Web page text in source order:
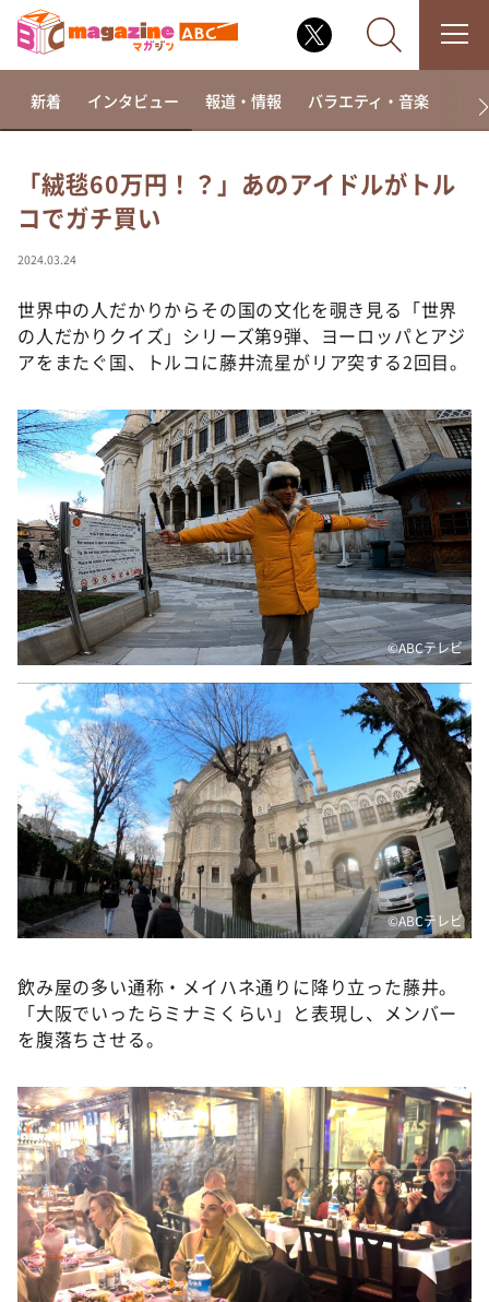
なるみ・岡村の過ぎるTV
相席食堂
～人生密着トークバラエティ！～ やすとものいたっ
て真剣です
探偵！ナイトスクープ
news おかえり
河合＆A.B.C-Z塚田×福井アナ「なんでやねん！？」
（news おかえり）
DAIGOも台所 ～きょうの献立 何にする？～
本日はダイアンなり！シーズン２
朝だ！生です旅サラダ
教えて！ニュースライブ 正義のミカタ
ＬＩＦＥ～夢のカタチ～
新婚さんいらっしゃい！
ポツンと一軒家
ザキ山小屋本館
ぺこぱのまるスポ
アナ回覧板
新着 インタビュー 報道・情報 バラエティ・音楽 ド
「絨毯60万円！？」あのアイドルがトル
コでガチ買い
2024.03.24
世界中の人だかりからその国の文化を覗き見る「世界
の人だかりクイズ」シリーズ第9弾、ヨーロッパとアジ
アをまたぐ国、トルコに藤井流星がリア突する2回目。
©️ABCテレビ
©️ABCテレビ
飲み屋の多い通称・メイハネ通りに降り立った藤井。
「大阪でいったらミナミくらい」と表現し、メンバー
を腹落ちさせる。